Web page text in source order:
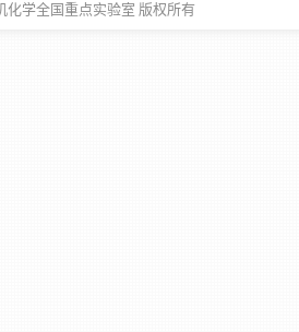
化学全国重点实验室 版权所有